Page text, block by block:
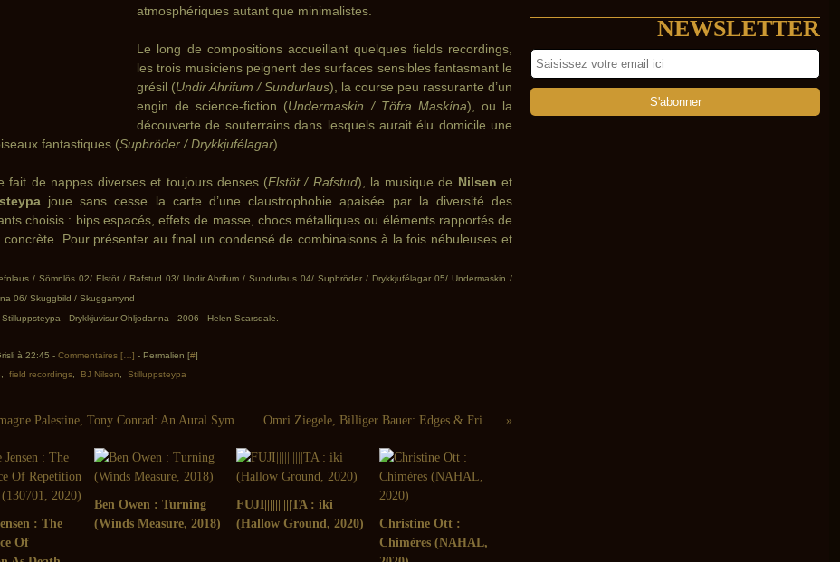
atmosphériques autant que minimalistes.
Le long de compositions accueillant quelques fields recordings,
les trois musiciens peignent des surfaces sensibles fantasmant le
grésil (Undir Ahrifum / Sundurlaus), la course peu rassurante d’un
engin de science-fiction (Undermaskin / Töfra Maskína), ou la
découverte de souterrains dans lesquels aurait élu domicile une
fantastiques (Supbröder / Drykkjufélagar).
fait de nappes diverses et toujours denses (Elstöt / Rafstud), la musique de Nilsen et
joue sans cesse la carte d’une claustrophobie apaisée par la diversité des
choisis : bips espacés, effets de masse, chocs métalliques ou éléments rapportés de
concrète. Pour présenter au final un condensé de combinaisons à la fois nébuleuses et
/ Sömnlös 02/ Elstöt / Rafstud 03/ Undir Ahrifum / Sundurlaus 04/ Supbröder / Drykkjufélagar 05/ Undermaskin /
06/ Skuggbild / Skuggamynd
- Drykkjuvisur Ohljodanna - 2006 - Helen Scarsdale.
à 22:45 - Commentaires [ ] - Permalien [#]
field recordings BJ Nilsen Stilluppsteypa
Charlemagne Palestine, Tony Conrad: An Aural Symbiotic Mystery (Sub Rosa - 2006) Omri Ziegele, Billiger Bauer: Edges & Friends (Intakt Records - 2006)
: The
Of
Ben Owen : Turning
(Winds Measure, 2018)
FUJI||||||||||TA : iki
(Hallow Ground, 2020)
Christine Ott :
Chimères (NAHAL,
NEWSLETTER